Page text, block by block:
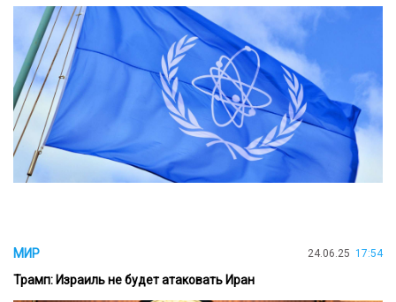
МИР 24.06.25 17:54
Трамп: Израиль не будет атаковать Иран